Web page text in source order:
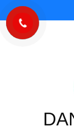
qua